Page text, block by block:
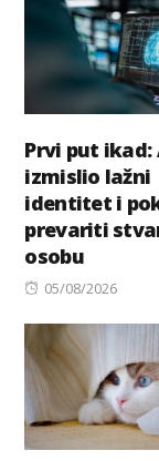
Prvi put ikad:
izmislio lažni
identitet i
prevariti
osobu
Posted
05/08/2026